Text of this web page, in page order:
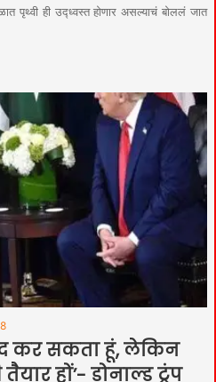
पृथ्वी ही उद्ध्वस्त होणार असल्याचं बोललं जात
कर सकता हूं, लेकिन
हों’- डोनाल्ड ट्रंप